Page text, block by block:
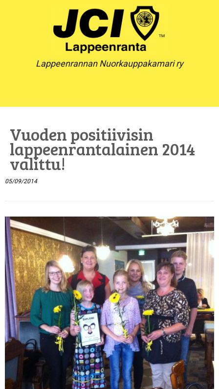
Lappeenrannan Nuorkauppakamari ry
Vuoden positiivisin
lappeenrantalainen 2014
valittu!
05/09/2014